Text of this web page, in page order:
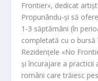
Frontier», dedicat
Propunându-și să
1-3 săptămâni (în
completată cu o bursă
Rezidențele «No
și încurajare a
români care trăiesc